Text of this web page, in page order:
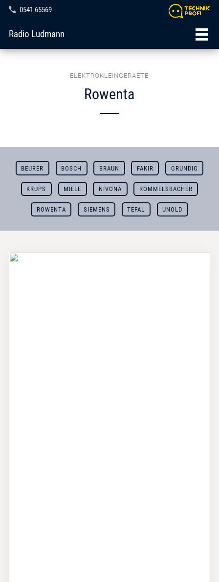
0541 65569
Radio Ludmann
ELEKTROKLEINGERAETE
Rowenta
BEURER BOSCH BRAUN FAKIR GRUNDIG
KRUPS MIELE NIVONA ROMMELSBACHER
ROWENTA SIEMENS TEFAL UNOLD